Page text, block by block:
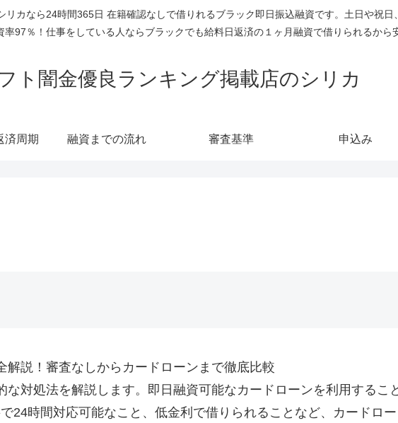
カなら24時間365日 在籍確認なしで借りれるブラック即日振込融資です。土日や祝
率97％！仕事をしている人ならブラックでも給料日返済の１ヶ月融資で借りられるから
ト闇金優良ランキング掲載店のシリカ
済周期 融資までの流れ 審査基準 申込み
解説！審査なしからカードローンまで徹底比較
対処法を解説します。即日融資可能なカードローンを利用するこ
24時間対応可能なこと、低金利で借りられることなど、カードロ